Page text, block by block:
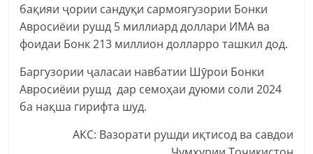
бақияи ҷории сандуқи сармоягузории Бонки
Авросиёии рушд 5 миллиард доллари ИМА ва
фоидаи Бонк 213 миллион долларро ташкил дод.
Баргузории ҷаласаи навбатии Шӯрои Бонки
Авросиёии рушд дар семоҳаи дуюми соли 2024
ба нақша гирифта шуд.
АКС: Вазорати рушди иқтисод ва савдои